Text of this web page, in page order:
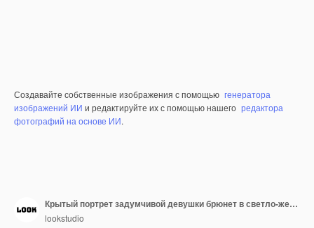
Создавайте собственные изображения с помощью генератора
изображений ИИ и редактируйте их с помощью нашего редактора
фотографий на основе ИИ.
Крытый портрет задумчивой девушки брюнет в светло-желтой футболке. Радостная коротковолосая женщина в солнечных очках смотрит вверх и о чем-то думает.
lookstudio